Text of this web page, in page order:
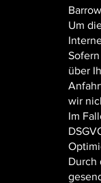
Um
über
wir
Im
Durch